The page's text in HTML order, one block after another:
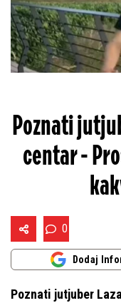
Poznati
centar -
0
Dodaj
Poznati jutjuber